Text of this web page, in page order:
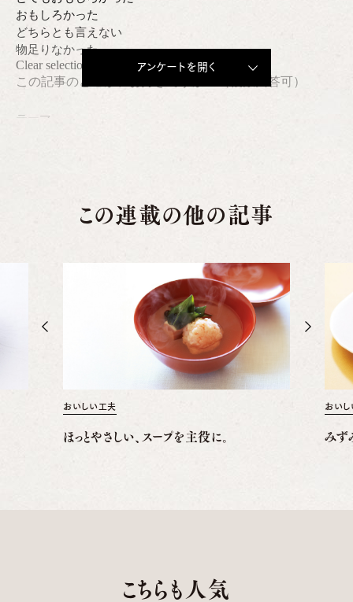
アンケートを開く
この連載の他の記事
おいしい工夫
ほっとやさしい、スープを主役に。
おい
みず
こちらも人気